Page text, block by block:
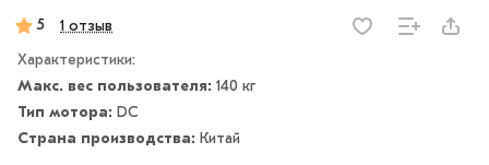
5 1 отзыв
Характеристики:
Макс. вес пользователя: 140 кг
Тип мотора: DC
Страна производства: Китай